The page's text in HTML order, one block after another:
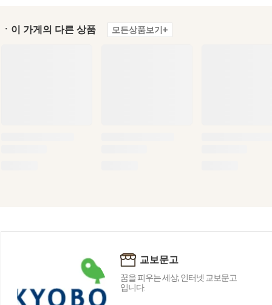
ㆍ이 가게의 다른 상품 모든상품보기+
교보문고
꿈을 피우는 세상, 인터넷 교보문고
입니다.